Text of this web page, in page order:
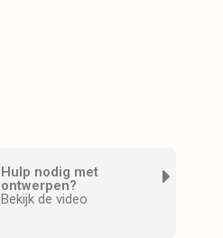
Hulp nodig met
ontwerpen?
Bekijk de video